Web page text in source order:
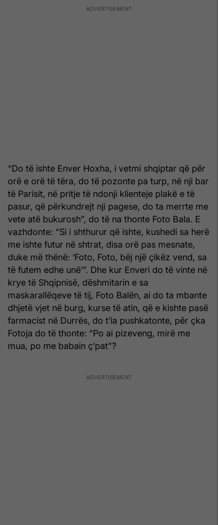
“Do të ishte Enver Hoxha, i vetmi shqiptar që për
orë e orë të tëra, do të pozonte pa turp, në nji bar
të Parisit, në pritje të ndonji klienteje plakë e të
pasur, që përkundrejt nji pagese, do ta merrte me
vete atë bukurosh”, do të na thonte Foto Bala. E
vazhdonte: “Si i shthurur që ishte, kushedi sa herë
me ishte futur në shtrat, disa orë pas mesnate,
duke më thënë: ‘Foto, Foto, bëj një çikëz vend, sa
të futem edhe unë’”. Dhe kur Enveri do të vinte në
krye të Shqipnisë, dëshmitarin e sa
maskarallëqeve të tij, Foto Balën, ai do ta mbante
dhjetë vjet në burg, kurse të atin, që e kishte pasë
farmacist në Durrës, do t’ia pushkatonte, për çka
Fotoja do të thonte: “Po ai pizeveng, mirë me
mua, po me babain ç’pat”?